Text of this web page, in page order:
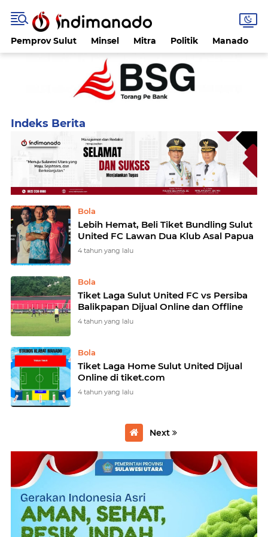
Pemprov Sulut Minsel Mitra Politik Manado
Bola
Lebih Hemat, Beli Tiket Bundling Sulut
United FC Lawan Dua Klub Asal Papua
4 tahun yang lalu
Bola
Tiket Laga Sulut United FC vs Persiba
Balikpapan Dijual Online dan Offline
4 tahun yang lalu
Bola
Tiket Laga Home Sulut United Dijual
Online di tiket.com
4 tahun yang lalu
Next